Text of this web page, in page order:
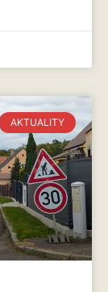
AKTUALITY